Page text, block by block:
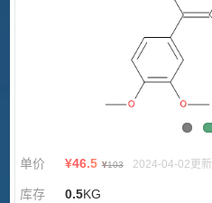
单价 ¥46.5 ¥103 2024-04-02更新
库存 0.5KG